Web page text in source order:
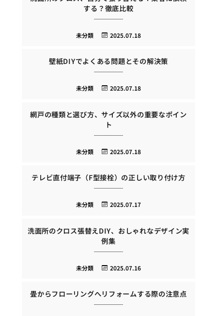
する？徹底比較
2025.07.18
未分類
壁紙DIYでよくある問題とその解決策
2025.07.18
未分類
網戸の種類と選び方、サイズ以外の重要なポイン
ト
2025.07.18
未分類
テレビ直付端子（F型接栓）の正しい取り付け方
2025.07.17
未分類
洗面所のクロス張替えDIY、おしゃれなデザイン実
例集
2025.07.16
未分類
畳からフローリングへリフォームする際の注意点